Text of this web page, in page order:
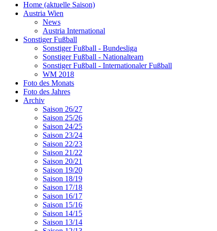
Home (aktuelle Saison)
Austria Wien
News
Austria International
Sonstiger Fußball
Sonstiger Fußball - Bundesliga
Sonstiger Fußball - Nationalteam
Sonstiger Fußball - Internationaler Fußball
WM 2018
Foto des Monats
Foto des Jahres
Archiv
Saison 26/27
Saison 25/26
Saison 24/25
Saison 23/24
Saison 22/23
Saison 21/22
Saison 20/21
Saison 19/20
Saison 18/19
Saison 17/18
Saison 16/17
Saison 15/16
Saison 14/15
Saison 13/14